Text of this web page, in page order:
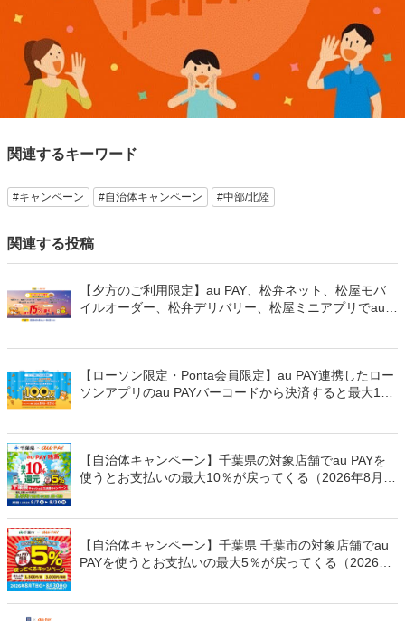
関連するキーワード
#キャンペーン #自治体キャンペーン #中部/北陸
関連する投稿
【夕方のご利用限定】au PAY、松弁ネット、松屋モバ
イルオーダー、松弁デリバリー、松屋ミニアプリでau
【ローソン限定・Ponta会員限定】au PAY連携したロー
ソンアプリのau PAYバーコードから決済すると最大100
【自治体キャンペーン】千葉県の対象店舗でau PAYを
使うとお支払いの最大10％が戻ってくる（2026年8月7
【自治体キャンペーン】千葉県 千葉市の対象店舗でau
PAYを使うとお支払いの最大5％が戻ってくる（2026年